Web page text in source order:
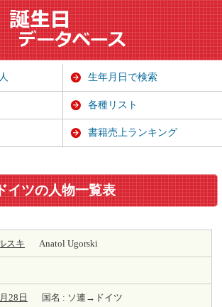
ツの人物一覧表
スキ Anatol Ugorski
28日 国名 : ソ連→ドイツ
生年月日で検索
各種リスト
書籍売上ランキング